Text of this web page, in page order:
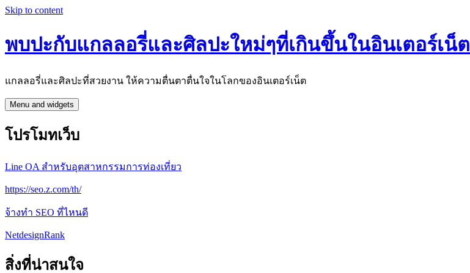
Skip to content
พบปะกับแกลลอรี่และศิลปะใหม่ๆที่เกินขึ้นในอินเตอร์เน็ต
แกลลอรี่และศิลปะที่สวยงาน ให้ความตื่นตาตื่นใจในโลกของอินเตอร์เน็ต
Menu and widgets
โปรโมทเว็บ
Line OA สำหรับอุตสาหกรรมการท่องเที่ยว
https://seo.z.com/th/
จ้างทํา SEO ที่ไหนดี
NetdesignRank
สิ่งที่น่าสนใจ